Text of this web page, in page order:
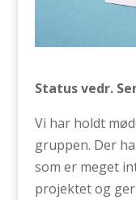
Status vedr.
Vi har holdt
gruppen. Der
som er meget
projektet og